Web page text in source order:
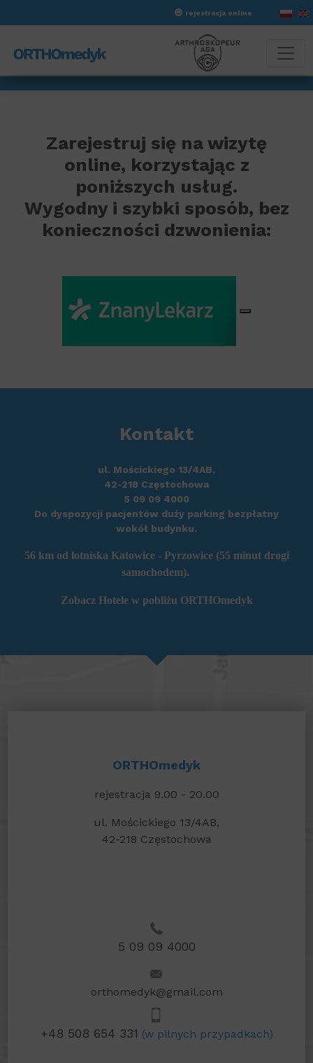
rejestracja online
Zarejestruj się na wizytę
online, korzystając z
poniższych usług.
Wygodny i szybki sposób, bez
konieczności dzwonienia:
Kontakt
ul. Mościckiego 13/4AB,
42-218 Częstochowa
5 09 09 4000
Do dyspozycji pacjentów duży parking bezpłatny
wokół budynku.
56 km od lotniska Katowice - Pyrzowice (55 minut drogi
samochodem).
Zobacz Hotele w pobliżu ORTHOmedyk
ORTHOmedyk
rejestracja 9.00 - 20.00
ul. Mościckiego 13/4AB,
42-218 Częstochowa
5 09 09 4000
orthomedyk@gmail.com
+48 508 654 331 (w pilnych przypadkach)